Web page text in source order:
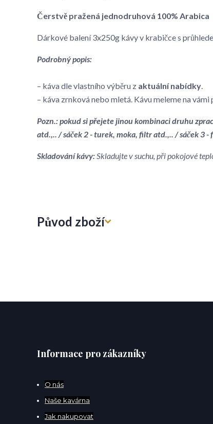
Čerstvě pražená jednodruhová 100% Arabica
Dárkové balení 3x250g kávy v krabičce s
Podrobný popis:
– káva dle vlastního výběru z aktuální nabídky.
– káva zrnková nebo mletá. Kávu meleme na
Pozn.: pokud si přejete jinou kombinaci druhu
atd.,.. / sáček 2 - turek, moka, filtr atd.,.. / sáček 3 -
Skladování kávy:Skladujte v suchu, při pokojové
Původ zboží
Informace pro zákazníky
O nás
Naše kavárna
Jak nakupovat